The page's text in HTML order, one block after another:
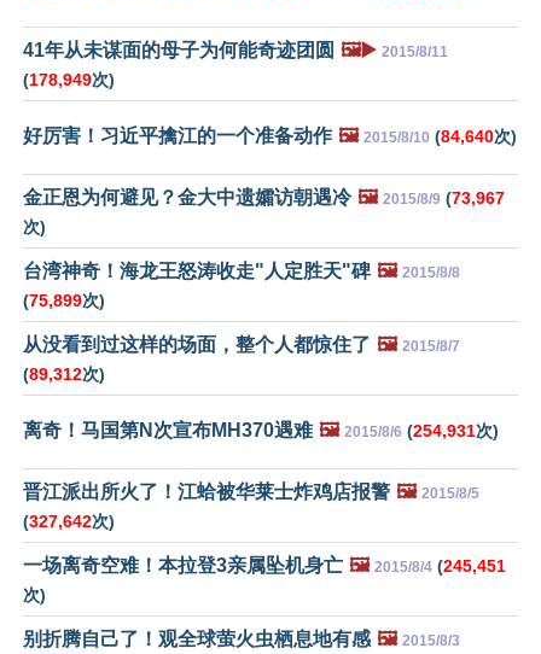
41年从未谋面的母子为何能奇迹团圆 🖼️▶️ 2015/8/11
(178,949次)
好厉害！习近平擒江的一个准备动作 🖼️ 2015/8/10 (84,640次)
金正恩为何避见？金大中遗孀访朝遇冷 🖼️ 2015/8/9 (73,967
次)
台湾神奇！海龙王怒涛收走"人定胜天"碑 🖼️ 2015/8/8
(75,899次)
从没看到过这样的场面，整个人都惊住了 🖼️ 2015/8/7
(89,312次)
离奇！马国第N次宣布MH370遇难 🖼️ 2015/8/6 (254,931次)
晋江派出所火了！江蛤被华莱士炸鸡店报警 🖼️ 2015/8/5
(327,642次)
一场离奇空难！本拉登3亲属坠机身亡 🖼️ 2015/8/4 (245,451
次)
别折腾自己了！观全球萤火虫栖息地有感 🖼️ 2015/8/3